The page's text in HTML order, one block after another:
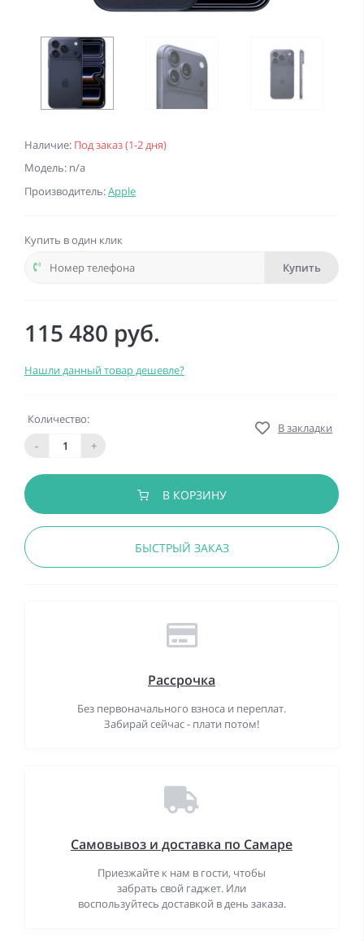
Наличие: Под заказ (1-2 дня)
Модель: n/a
Производитель:Apple
Купить в один клик
Купить
115 480 руб.
Нашли данный товар дешевле?
Количество:
-
+
В закладки
В КОРЗИНУ
БЫСТРЫЙ ЗАКАЗ
Рассрочка
Без первоначального взноса и переплат.
Забирай сейчас - плати потом!
Самовывоз и доставка по Самаре
Приезжайте к нам в гости, чтобы
забрать свой гаджет. Или
воспользуйтесь доставкой в день заказа.